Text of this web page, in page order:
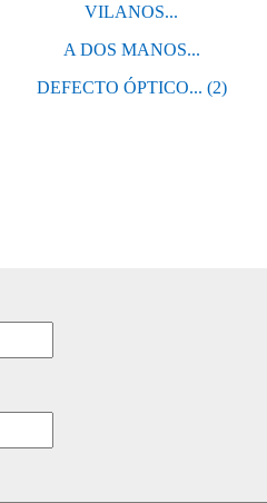
VILANOS...
A DOS MANOS...
DEFECTO ÓPTICO... (2)